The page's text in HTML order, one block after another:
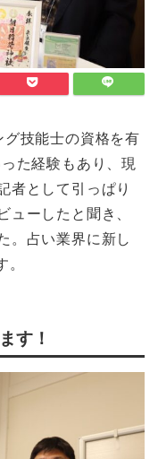
技能士の資格を有
た経験もあり、現
者として引っぱり
ューしたと聞き、
。占い業界に新し
す！